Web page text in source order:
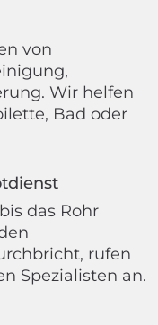
von
Wir helfen
Bad oder
das Rohr
rufen
Spezialisten an.